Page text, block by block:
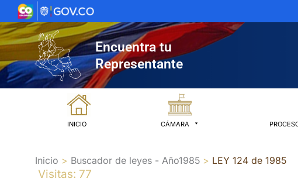
al
contenido
Encuentra tu
Representante
INICIO CÁMARA
Inicio Buscador de leyes - Año1985 LEY 124 de 1985
Visitas: 77